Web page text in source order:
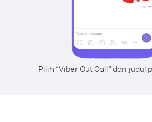
Pilih “Viber Out Call” dari judul